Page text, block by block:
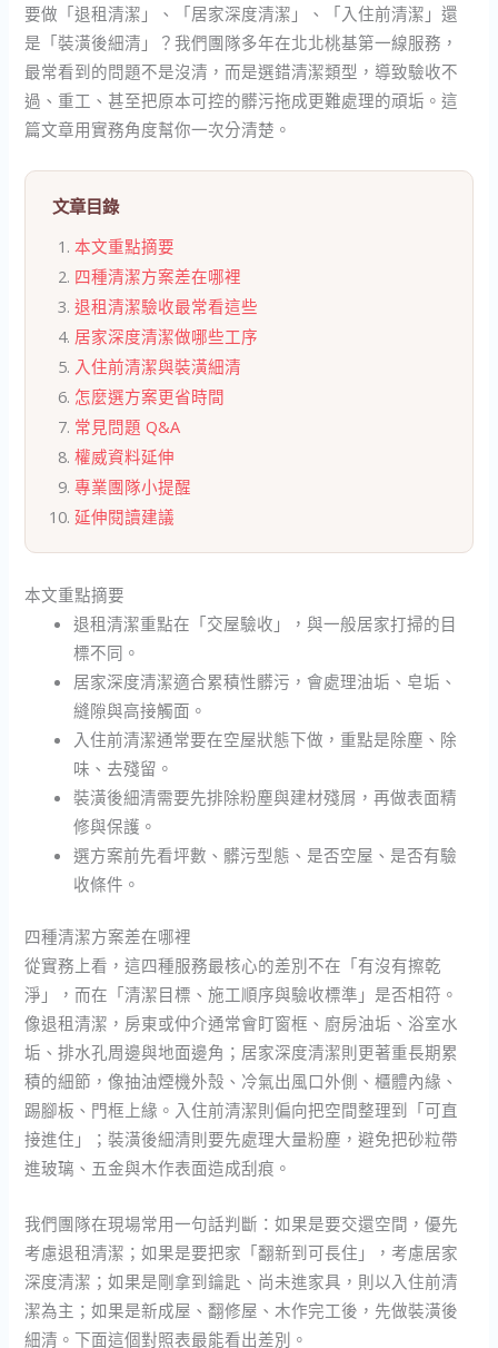
要做「退租清潔」、「居家深度清潔」、「入住前清潔」還
是「裝潢後細清」？我們團隊多年在北北桃基第一線服務，
最常看到的問題不是沒清，而是選錯清潔類型，導致驗收不
過、重工、甚至把原本可控的髒污拖成更難處理的頑垢。這
篇文章用實務角度幫你一次分清楚。
文章目錄
本文重點摘要
四種清潔方案差在哪裡
退租清潔驗收最常看這些
居家深度清潔做哪些工序
入住前清潔與裝潢細清
怎麼選方案更省時間
常見問題 Q&A
權威資料延伸
專業團隊小提醒
延伸閱讀建議
本文重點摘要
退租清潔重點在「交屋驗收」，與一般居家打掃的目
標不同。
居家深度清潔適合累積性髒污，會處理油垢、皂垢、
縫隙與高接觸面。
入住前清潔通常要在空屋狀態下做，重點是除塵、除
味、去殘留。
裝潢後細清需要先排除粉塵與建材殘屑，再做表面精
修與保護。
選方案前先看坪數、髒污型態、是否空屋、是否有驗
收條件。
四種清潔方案差在哪裡
從實務上看，這四種服務最核心的差別不在「有沒有擦乾
淨」，而在「清潔目標、施工順序與驗收標準」是否相符。
像退租清潔，房東或仲介通常會盯窗框、廚房油垢、浴室水
垢、排水孔周邊與地面邊角；居家深度清潔則更著重長期累
積的細節，像抽油煙機外殼、冷氣出風口外側、櫃體內緣、
踢腳板、門框上緣。入住前清潔則偏向把空間整理到「可直
接進住」；裝潢後細清則要先處理大量粉塵，避免把砂粒帶
進玻璃、五金與木作表面造成刮痕。
我們團隊在現場常用一句話判斷：如果是要交還空間，優先
考慮退租清潔；如果是要把家「翻新到可長住」，考慮居家
深度清潔；如果是剛拿到鑰匙、尚未進家具，則以入住前清
潔為主；如果是新成屋、翻修屋、木作完工後，先做裝潢後
細清。下面這個對照表最能看出差別。